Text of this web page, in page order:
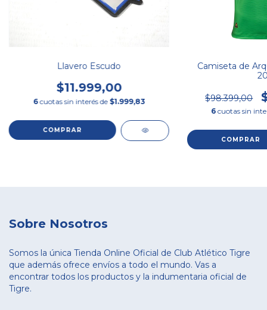
Llavero Escudo
$11.999,00
6 cuotas sin interés de $1.999,83
Camiseta de
$98.399,00
6 cuotas sin
COMPRAR
Sobre Nosotros
Somos la única Tienda Online Oficial de Club Atlético Tigre
que además ofrece envíos a todo el mundo. Vas a
encontrar todos los productos y la indumentaria oficial de
Tigre.